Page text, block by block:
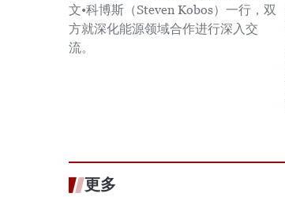
文•科博斯（Steven Kobos）一行，双
方就深化能源领域合作进行深入交
流。
更多